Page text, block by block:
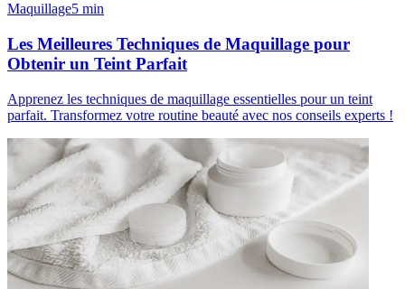
Maquillage5 min
Les Meilleures Techniques de Maquillage pour
Obtenir un Teint Parfait
Apprenez les techniques de maquillage essentielles pour un teint
parfait. Transformez votre routine beauté avec nos conseils experts !